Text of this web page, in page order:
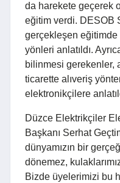
da harekete geçerek
eğitim verdi. DESOB
gerçekleşen eğitimde
yönleri anlatıldı.
bilinmesi gerekenler,
ticarette alıveriş
elektronikçilere
Düzce Elektrikçiler
Başkanı Serhat
dünyamızın bir
dönemez,
Bizde üyelerimizi bu